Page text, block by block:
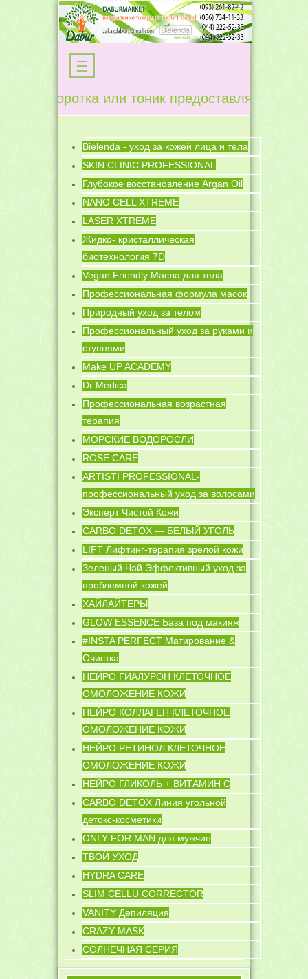
или тоник предоставляется скидка
Bielenda - уход за кожей лица и тела
SKIN CLINIC PROFESSIONAL
Глубокое восстановление Argan Oil
NANO CELL XTREME
LASER XTREME
Жидко- кристаллическая
биотехнология 7D
Vegan Friendly Масла для тела
Профессиональная формула масок
Природный уход за телом
Профессиональный уход за руками и
ступнями
Make UP ACADEMY
Dr Medica
Профессиональная возрастная
терапия
МОРСКИЕ ВОДОРОСЛИ
ROSE CARE
ARTISTI PROFESSIONAL-
профессиональный уход за волосами
Эксперт Чистой Кожи
CARBO DETOX — БЕЛЫЙ УГОЛЬ
LIFT Лифтинг-терапия зрелой кожи
Зеленый Чай Эффективный уход за
проблемной кожей
ХАЙЛАЙТЕРЫ
GLOW ESSENCE База под макияж
#INSTA PERFECT Матирование &
Очистка
НЕЙРО ГИАЛУРОН КЛЕТОЧНОЕ
ОМОЛОЖЕНИЕ КОЖИ
НЕЙРО КОЛЛАГЕН КЛЕТОЧНОЕ
ОМОЛОЖЕНИЕ КОЖИ
НЕЙРО РЕТИНОЛ КЛЕТОЧНОЕ
ОМОЛОЖЕНИЕ КОЖИ
НЕЙРО ГЛИКОЛЬ + ВИТАМИН C
CARBO DETOX Линия угольной
детокс-косметики
ONLY FOR MAN для мужчин
ТВОЙ УХОД
HYDRA CARE
SLIM CELLU CORRECTOR
VANITY Депиляция
CRAZY MASK
СОЛНЕЧНАЯ СЕРИЯ